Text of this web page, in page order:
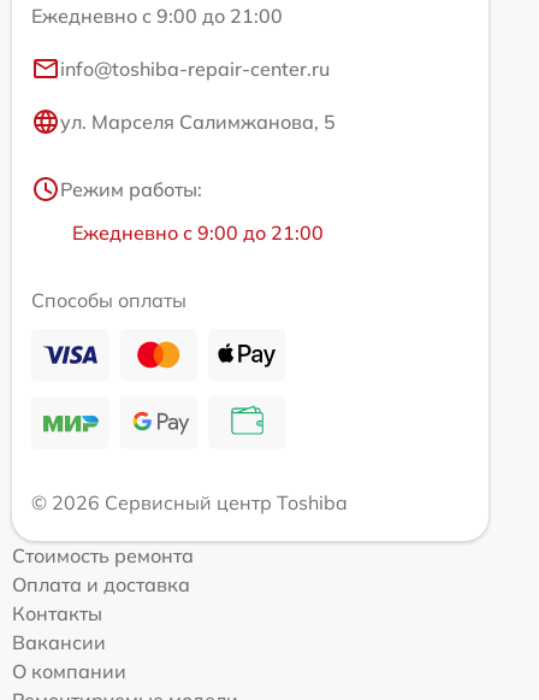
Ежедневно с 9:00 до 21:00
info@toshiba-repair-center.ru
ул. Марселя Салимжанова, 5
Режим работы:
Ежедневно с 9:00 до 21:00
Способы оплаты
© 2026 Сервисный центр Toshiba
Стоимость ремонта
Оплата и доставка
Контакты
Вакансии
О компании